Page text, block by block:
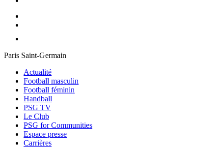
Paris Saint-Germain
Actualité
Football masculin
Football féminin
Handball
PSG TV
Le Club
PSG for Communities
Espace presse
Carrières